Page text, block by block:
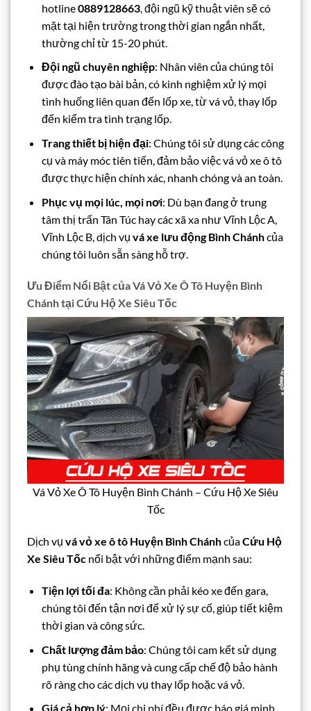
hotline0889128663, đội ngũ kỹ thuật viên sẽ có
mặt tại hiện trường trong thời gian ngắn nhất,
thường chỉ từ 15-20 phút.
Đội ngũ chuyên nghiệp: Nhân viên của chúng tôi
được đào tạo bài bản, có kinh nghiệm xử lý mọi
tình huống liên quan đến lốp xe, từ vá vỏ, thay lốp
đến kiểm tra tình trạng lốp.
Trang thiết bị hiện đại: Chúng tôi sử dụng các công
cụ và máy móc tiên tiến, đảm bảo việc vá vỏ xe ô tô
được thực hiện chính xác, nhanh chóng và an toàn.
Phục vụ mọi lúc, mọi nơi: Dù bạn đang ở trung
tâm thị trấn Tân Túc hay các xã xa như Vĩnh Lộc A,
Vĩnh Lộc B, dịch vụ vá xe lưu động Bình Chánhcủa
chúng tôi luôn sẵn sàng hỗ trợ.
Ưu Điểm Nổi Bật của Vá Vỏ Xe Ô Tô Huyện Bình
Chánh tại Cứu Hộ Xe Siêu Tốc
Vá Vỏ Xe Ô Tô Huyện Bình Chánh – Cứu Hộ Xe Siêu
Tốc
Dịch vụ vá vỏ xe ô tô Huyện Bình ChánhcủaCứu Hộ
Xe Siêu Tốc nổi bật với những điểm mạnh sau:
Tiện lợi tối đa: Không cần phải kéo xe đến gara,
chúng tôi đến tận nơi để xử lý sự cố, giúp tiết kiệm
thời gian và công sức.
Chất lượng đảm bảo: Chúng tôi cam kết sử dụng
phụ tùng chính hãng và cung cấp chế độ bảo hành
rõ ràng cho các dịch vụ thay lốp hoặc vá vỏ.
Giá cả hợp lý: Mọi chi phí đều được báo giá minh